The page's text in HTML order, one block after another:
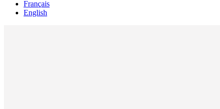
Français
English